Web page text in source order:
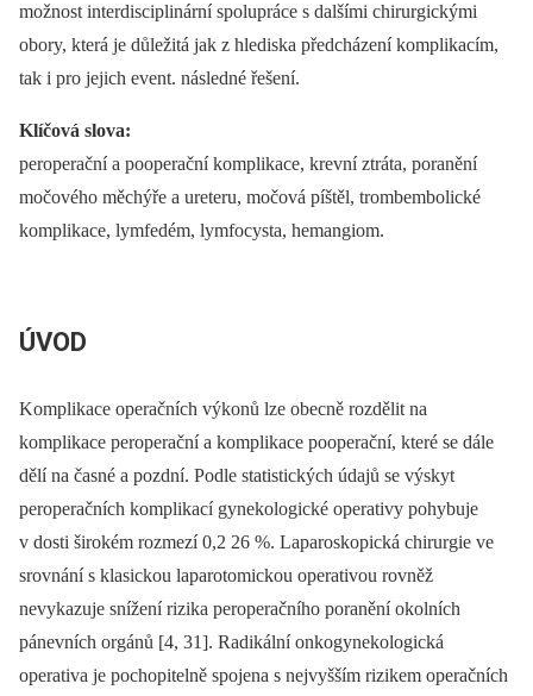
možnost interdisciplinární spolupráce s dalšími chirurgickými
obory, která je důležitá jak z hlediska předcházení komplikacím,
tak i pro jejich event. následné řešení.
Klíčová slova:
peroperační a pooperační komplikace, krevní ztráta, poranění
močového měchýře a ureteru, močová píštěl, trombembolické
komplikace, lymfedém, lymfocysta, hemangiom.
ÚVOD
Komplikace operačních výkonů lze obecně rozdělit na
komplikace peroperační a komplikace pooperační, které se dále
dělí na časné a pozdní. Podle statistických údajů se výskyt
peroperačních komplikací gynekologické operativy pohybuje
v dosti širokém rozmezí 0,2 26 %. Laparoskopická chirurgie ve
srovnání s klasickou laparotomickou operativou rovněž
nevykazuje snížení rizika peroperačního poranění okolních
pánevních orgánů [4, 31]. Radikální onkogynekologická
operativa je pochopitelně spojena s nejvyšším rizikem operačních